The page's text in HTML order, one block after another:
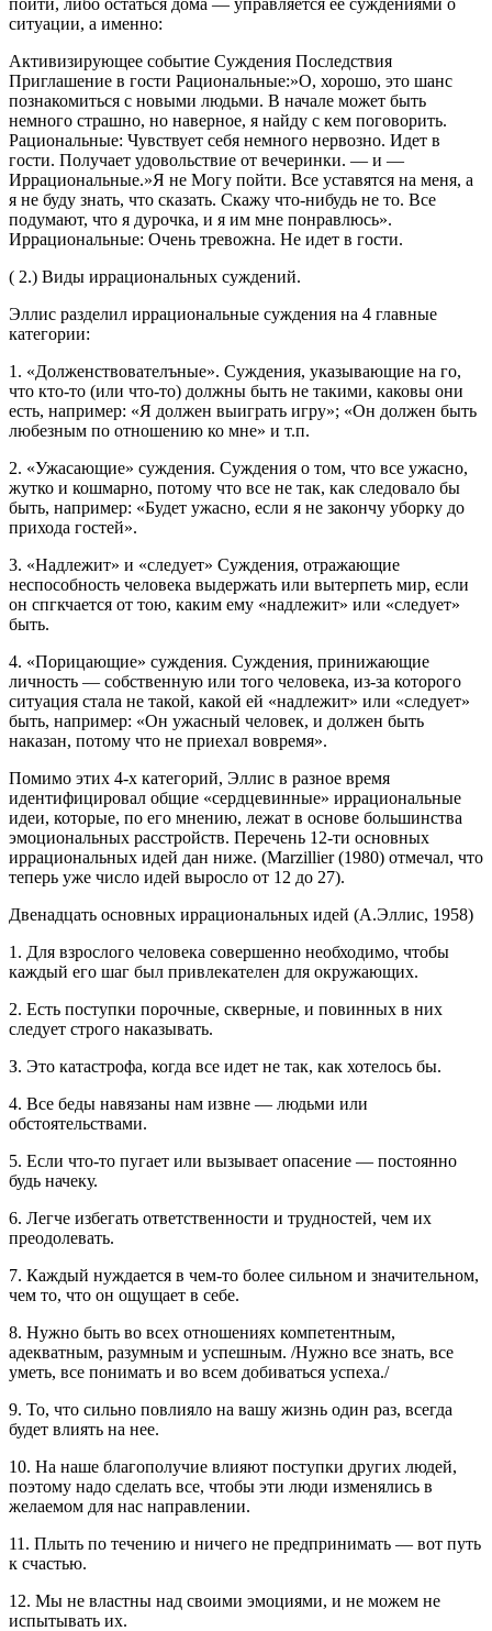
ситуации, а именно:
Активизирующее событие Суждения Последствия
Приглашение в гости Рациональные:»О, хорошо, это шанс
познакомиться с новыми людьми. В начале может быть
немного страшно, но наверное, я найду с кем поговорить.
Рациональные: Чувствует себя немного нервозно. Идет в
гости. Получает удовольствие oт вечеринки. — и —
Иррациональные.»Я не Moгy пойти. Все уставятся на меня, а
я не буду знать, что сказать. Скажу что-нибудь не то. Все
подумают, что я дурочка, и я им мне понравлюсь».
Иррациональные: Очень тревожна. Не идет в гости.
( 2.) Виды иррациональных суждений.
Эллис разделил иррациональные суждения на 4 главные
категории:
1. «Долженствователъные». Суждения, указывающие на го,
что кто-то (или что-то) должны быть не такими, каковы они
есть, например: «Я должен выиграть игру»; «Он должен быть
любезным по отношению ко мне» и т.п.
2. «Ужасающие» суждения. Суждения о том, что все ужасно,
жутко и кошмарно, потому что все не так, как следовало бы
быть, например: «Будет ужасно, если я не закончу уборку до
прихода гостей».
3. «Надлежит» и «следует» Суждения, отражающие
неспособность человека выдержать или вытерпеть мир, если
он спгкчается от тою, каким ему «надлежит» или «следует»
быть.
4. «Порицающие» суждения. Суждения, принижающие
личность — собственную или того человека, из-за которого
ситуация стала не такой, какой ей «надлежит» или «следует»
быть, например: «Он ужасный человек, и должен быть
наказан, потому что не приехал вовремя».
Помимо этих 4-х категорий, Эллис в разное время
идентифицировал общие «сердцевинные» иррациональные
идеи, которые, по его мнению, лежат в основе большинства
эмоциональных расстройств. Перечень 12-ти основных
иррациональных идей дан ниже. (Marzillier (1980) отмечал, что
теперь уже число идей выросло от 12 до 27).
Двенадцать основных иррациональных идей (А.Эллис, 1958)
1. Для взрослого человека совершенно необходимо, чтобы
каждый его шаг был привлекателен для окружающих.
2. Есть поступки порочные, скверные, и повинных в них
следует строго наказывать.
З. Это катастрофа, когда все идет не так, как хотелось бы.
4. Все беды навязаны нам извне — людьми или
обстоятельствами.
5. Если что-то пугает или вызывает опасение — постоянно
будь начеку.
6. Легче избегать ответственности и трудностей, чем их
преодолевать.
7. Каждый нуждается в чем-то более сильном и значительном,
чем то, что он ощущает в себе.
8. Нужно быть во всех отношениях компетентным,
адекватным, разумным и успешным. /Нужно все знать, все
уметь, все понимать и во всем добиваться успеха./
9. То, что сильно повлияло на вашу жизнь один раз, всегда
будет влиять на нее.
10. На наше благополучие влияют поступки других людей,
поэтому надо сделать все, чтобы эти люди изменялись в
желаемом для нас направлении.
11. Плыть по течению и ничего не предпринимать — вот путь
к счастью.
12. Мы не властны над своими эмоциями, и не можем не
испытывать их.